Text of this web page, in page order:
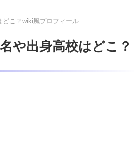
こ？wiki風プロフィール
や出身高校はどこ？